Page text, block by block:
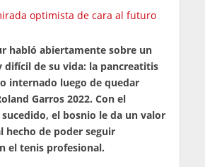
optimista de cara al futuro
habló abiertamente sobre un
de su vida: la pancreatitis
internado luego de quedar
Garros 2022. Con el
el bosnio le da un valor
hecho de poder seguir
el tenis profesional.